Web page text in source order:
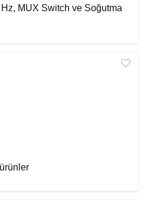
MUX Switch ve Soğutma